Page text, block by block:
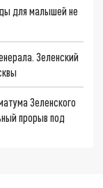
для малышей не
Зеленский
Зеленского
прорыв под